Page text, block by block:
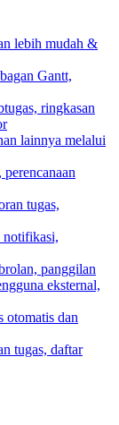
lebih mudah &
Gantt,
ringkasan
lainnya melalui
tugas,
notifikasi,
panggilan
eksternal,
otomatis dan
tugas, daftar